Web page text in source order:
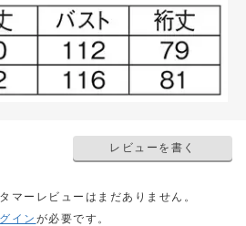
レビューを書く
マーレビューはまだありません。
イン が必要です。